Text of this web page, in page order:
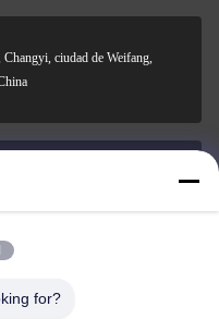
ciudad de Weifang,
for?